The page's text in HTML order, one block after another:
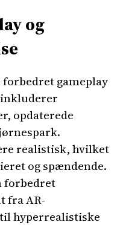
og
forbedret gameplay
opdaterede
realistisk, hvilket
og spændende.
forbedret
fra AR-
hyperrealistiske